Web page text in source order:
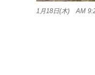
1月18日(木) AM